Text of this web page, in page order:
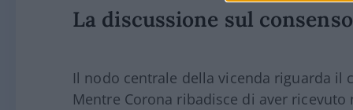
La discussione sul
Il nodo centrale della vicenda riguarda il
Mentre Corona ribadisce di aver